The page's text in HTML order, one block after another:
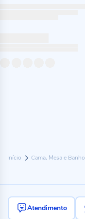
Início Cama, Mesa e Banho
Atendimento